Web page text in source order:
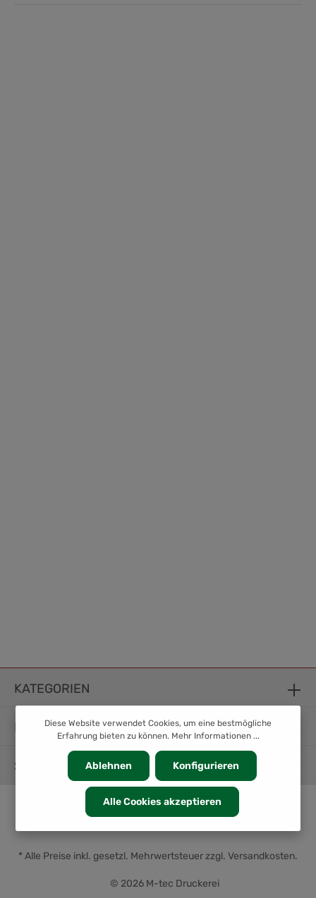
KATEGORIEN
INFORMATION
SERVICE
© 2026 M-tec Druckerei
* Alle Preise inkl. gesetzl. Mehrwertsteuer zzgl. Versandkosten.
Diese Website verwendet Cookies, um eine bestmögliche
Erfahrung bieten zu können. Mehr Informationen ...
Ablehnen Konfigurieren
Alle Cookies akzeptieren